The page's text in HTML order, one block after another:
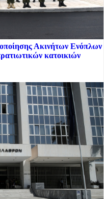
Ακινήτων Ενόπλων
κατοικιών